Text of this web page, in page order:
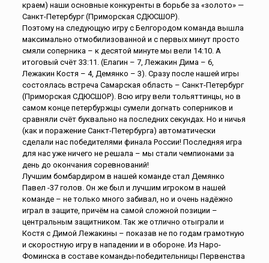
краем) наши основные конкуренты в борьбе за «золото» —
Санкт-Петербург (Приморская СДЮСШОР).
Поэтому на следующую игру с Белгородом команда вышла
максимально отмобилизованной и с первых минут просто
смяли соперника – к десятой минуте мы вели 14:10. А
итоговый счёт 33:11. (Елагин – 7, Лежакин Дима – 6,
Лежакин Костя – 4, Демянко – 3). Сразу после нашей игры
состоялась встреча Самарская область – Санкт-Петербург
(Приморская СДЮСШОР). Всю игру вели тольяттинцы, но в
самом конце петербуржцы сумели догнать соперников и
сравняли счёт буквально на последних секундах. Но и ничья
(как и поражение Санкт-Петербурга) автоматически
сделали нас победителями финала России! Последняя игра
для нас уже ничего не решала – мы стали чемпионами за
день до окончания соревнований!
Лучшим бомбардиром в нашей команде стал Демянко
Павел -37 голов. Он же был и лучшим игроком в нашей
команде – не только много забивал, но и очень надёжно
играл в защите, причём на самой сложной позиции –
центральным защитником. Так же отлично отыграли и
Костя с Димой Лежакины – показав не по годам грамотную
и скоростную игру в нападении и в обороне. Из Наро-
Фоминска в составе команды-победительницы Первенства